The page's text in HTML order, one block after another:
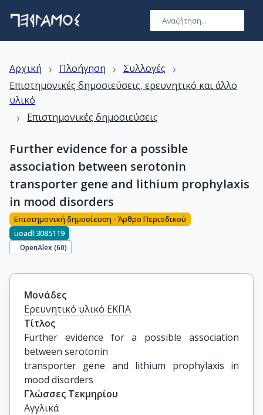
Αρχική › Πλοήγηση › Συλλογές ›
Επιστημονικές δημοσιεύσεις, ερευνητικό και άλλο
υλικό
› Επιστημονικές δημοσιεύσεις
Further evidence for a possible
association between serotonin
transporter gene and lithium prophylaxis
in mood disorders
Επιστημονική δημοσίευση - Άρθρο Περιοδικού
uoadl:3085119
OpenAlex (60)
Μονάδες
Ερευνητικό υλικό ΕΚΠΑ
Τίτλος
Further evidence for a possible association
between serotonin
transporter gene and lithium prophylaxis in
mood disorders
Γλώσσες Τεκμηρίου
Αγγλικά